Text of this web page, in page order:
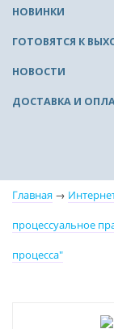
НОВИНКИ
ГОТОВЯТСЯ К
НОВОСТИ
ДОСТАВКА И
Главная →
процессуальное
процесса"